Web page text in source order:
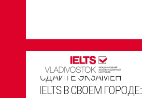
СДАЙТЕ ЭКЗАМЕН
IELTS В СВОЕМ ГОРОДЕ: